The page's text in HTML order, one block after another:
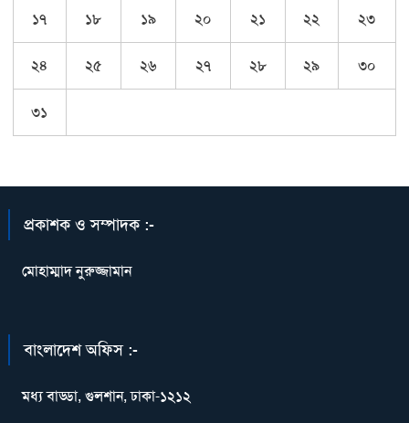
১৭ ১৮ ১৯ ২০ ২১ ২২ ২৩
২৪ ২৫ ২৬ ২৭ ২৮ ২৯ ৩০
৩১
প্রকাশক ও সম্পাদক :-
মোহাম্মাদ নুরুজ্জামান
বাংলাদেশ অফিস :-
মধ্য বাড্ডা, গুলশান, ঢাকা-১২১২